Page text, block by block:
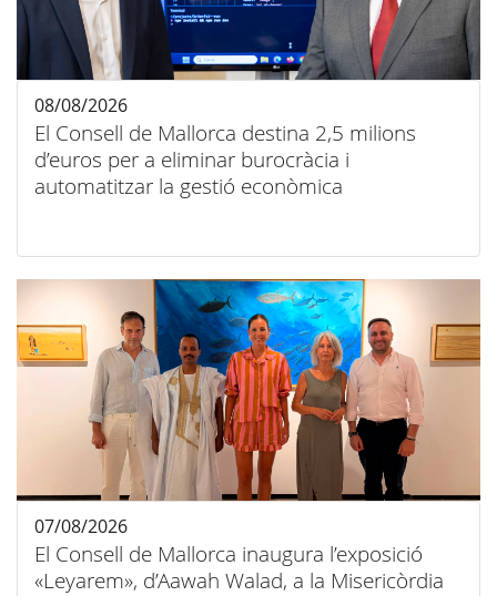
El Consell de Mallorca destina 2,5 milions
d’euros per a eliminar burocràcia i
automatitzar la gestió econòmica
08/08/2026
El Consell de Mallorca inaugura l’exposició
«Leyarem», d’Aawah Walad, a la Misericòrdia
07/08/2026